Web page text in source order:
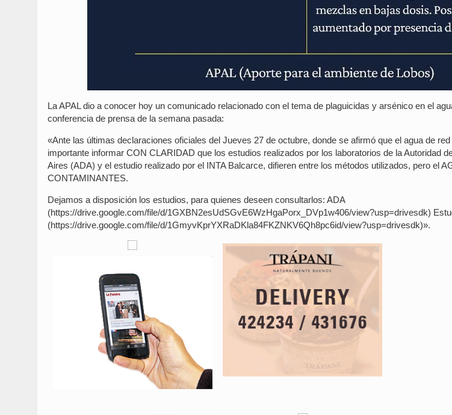
La APAL dio a conocer hoy un comunicado relacionado con el tema de plaguicidas y arsénico en el
conferencia de prensa de la semana pasada:
«Ante las últimas declaraciones oficiales del Jueves 27 de octubre, donde se afirmó que el agua de
importante informar CON CLARIDAD que los estudios realizados por los laboratorios de la Autoridad
Aires (ADA) y el estudio realizado por el INTA Balcarce, difieren entre los métodos utilizados, pero el
CONTAMINANTES.
Dejamos a disposición los estudios, para quienes deseen consultarlos: ADA
(https://drive.google.com/file/d/1GXBN2esUdSGvE6WzHgaPorx_DVp1w406/view?usp=drivesdk)
(https://drive.google.com/file/d/1GmyvKprYXRaDKla84FKZNKV6Qh8pc6id/view?usp=drivesdk)».